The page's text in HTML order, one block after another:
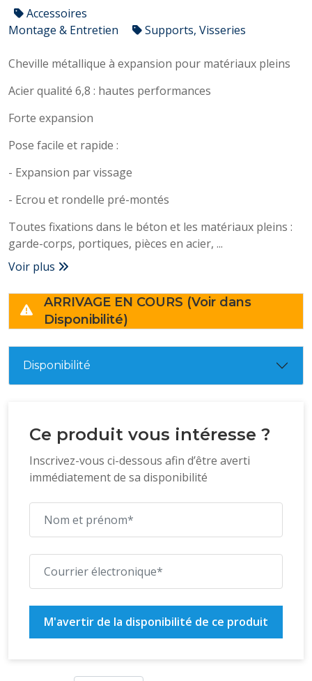
Accessoires
Montage & Entretien
Supports, Visseries
Cheville métallique à expansion pour matériaux pleins
Acier qualité 6,8 : hautes performances
Forte expansion
Pose facile et rapide :
- Expansion par vissage
- Ecrou et rondelle pré-montés
Toutes fixations dans le béton et les matériaux pleins :
garde-corps, portiques, pièces en acier, ...
Voir plus
ARRIVAGE EN COURS (Voir dans
Disponibilité)
Disponibilité
Ce produit vous intéresse ?
Inscrivez-vous ci-dessous afin d’être averti
immédiatement de sa disponibilité
M'avertir de la disponibilité de ce produit